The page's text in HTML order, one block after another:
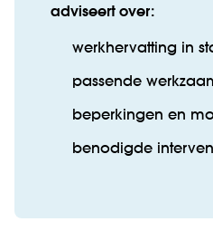
adviseert over:
werkhervatting in
passende
beperkingen en
benodigde